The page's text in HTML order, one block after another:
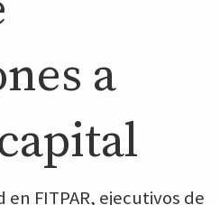
a
FITPAR, ejecutivos de